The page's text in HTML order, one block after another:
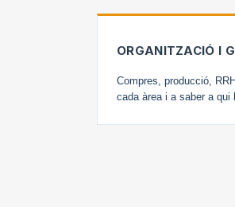
ORGANITZACIÓ I
Compres, producció,
cada àrea i a saber a qui